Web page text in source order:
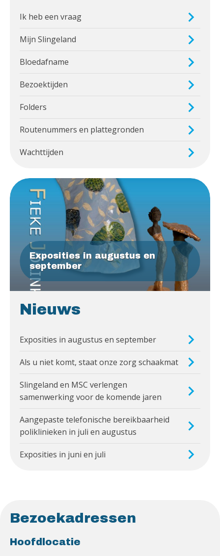
Ik heb een vraag
Mijn Slingeland
Bloedafname
Bezoektijden
Folders
Routenummers en plattegronden
Wachttijden
Exposities in augustus en
september
Nieuws
Exposities in augustus en september
Als u niet komt, staat onze zorg schaakmat
Slingeland en MSC verlengen
samenwerking voor de komende jaren
Aangepaste telefonische bereikbaarheid
poliklinieken in juli en augustus
Exposities in juni en juli
Bezoekadressen
Hoofdlocatie